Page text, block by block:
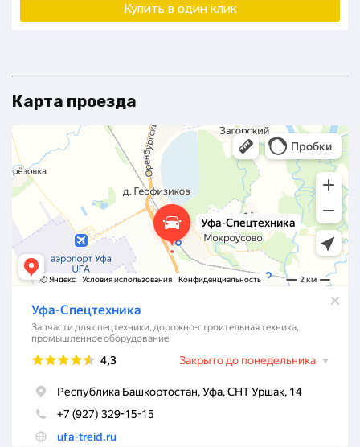
Купить в один клик
Карта проезда